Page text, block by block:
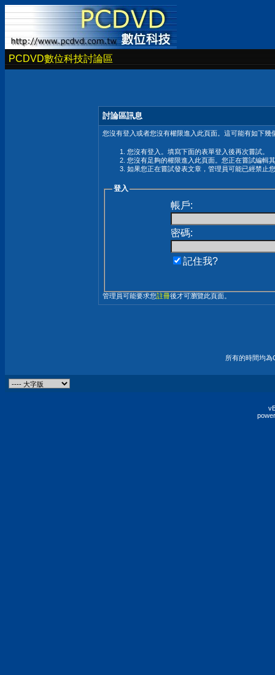
PCDVD數位科技討論區
討論區訊息
您沒有登入或者您沒有權限進入此頁面。這可能有如下幾
您沒有登入。填寫下面的表單登入後再次嘗試。
您沒有足夠的權限進入此頁面。您正在嘗試編輯
如果您正在嘗試發表文章，管理員可能已經禁止
登入
帳戶:
密碼:
記住我?
管理員可能要求您註冊後才可瀏覽此頁面。
所有的時間均為